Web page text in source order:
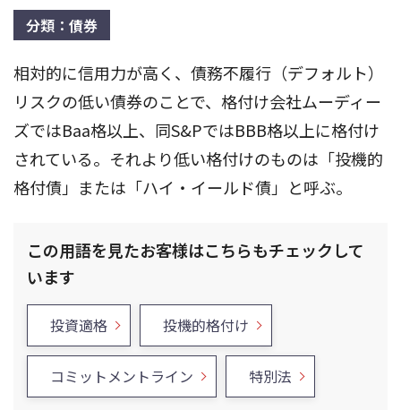
分類：債券
相対的に信用力が高く、債務不履行（デフォルト）
リスクの低い債券のことで、格付け会社ムーディー
ズではBaa格以上、同S&PではBBB格以上に格付け
されている。それより低い格付けのものは「投機的
格付債」または「ハイ・イールド債」と呼ぶ。
この用語を見たお客様はこちらもチェックして
います
投資適格 投機的格付け
コミットメントライン 特別法